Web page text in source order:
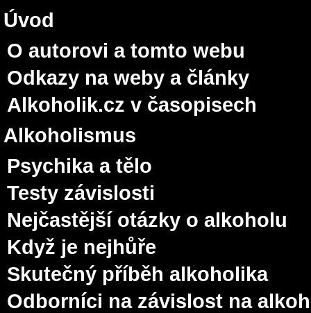
Úvod
O autorovi a tomto webu
Odkazy na weby a články
Alkoholik.cz v časopisech
Alkoholismus
Psychika a tělo
Testy závislosti
Nejčastější otázky o alkoholu
Když je nejhůře
Skutečný příběh alkoholika
Odborníci na závislost na